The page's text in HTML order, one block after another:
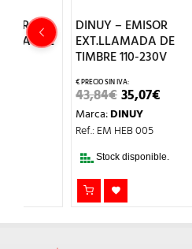
DINUY – EMISOR
EXT.LLAMADA DE
TIMBRE 110-230V
EL
PRECIO
ORIGINAL
ERA:
35,07€EL
PRECIO
ACTUAL
ES:
DINUY
Ref.: EM HEB 005
Stock disponible.